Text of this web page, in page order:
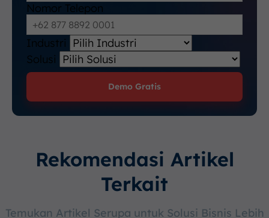
Nomor Telepon
Industri
Solusi
Demo Gratis
Rekomendasi Artikel
Terkait
Temukan Artikel Serupa untuk Solusi Bisnis Lebih